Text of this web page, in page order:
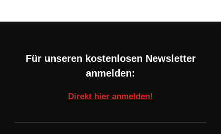
Für unseren kostenlosen Newsletter
anmelden:
Direkt hier anmelden!